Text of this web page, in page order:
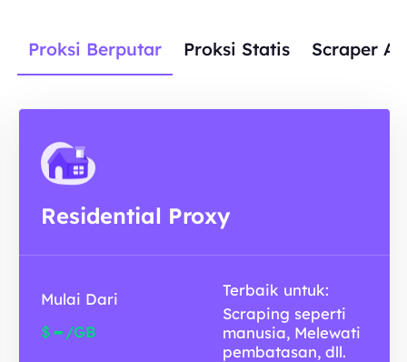
Proksi Berputar Proksi Statis Scraper
Residential Proxy
Mulai Dari
$-/GB
Terbaik untuk:
Scraping seperti
manusia, Melewati
pembatasan, dll.